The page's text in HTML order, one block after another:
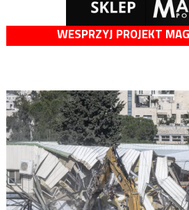
WESPRZYJ PROJEKT